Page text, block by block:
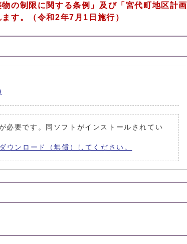
の制限に関する条例」及び「宮代町地区計画
す。（令和2年7月1日施行）
要です。同ソフトがインストールされてい
ンロード（無償）してください。